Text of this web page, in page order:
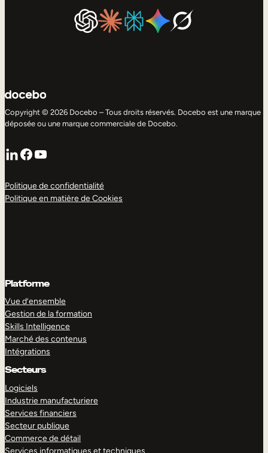
Copyright © 2026 Docebo – Tous droits réservés. Docebo est une marque
déposée ou une marque commerciale de Docebo.
LinkedIn
Facebook
YouTube
Politique de confidentialité
Politique en matière de Cookies
Platforme
Vue d’ensemble
Gestion de la formation
Skills Intelligence
Marché des contenus
Intégrations
Secteurs
Logiciels
Industrie manufacturiere
Services financiers
Secteur publique
Commerce de détail
Services informatiques et techniques